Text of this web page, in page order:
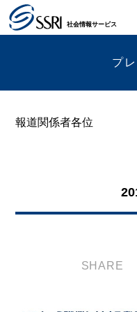
社会情報サービス
プ
報道関係者各位
SHARE